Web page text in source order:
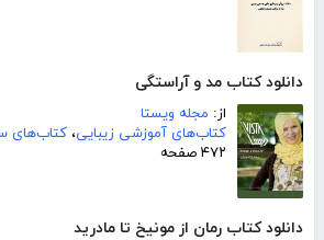
دانلود کتاب مد و آراستگی
از: مجله ویستا
کتاب‌های آموزشی زیبایی، کتاب‌های
۴۷۲ صفحه
دانلود کتاب رمان از مونیخ تا مادرید